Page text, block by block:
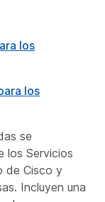
los
los
se
los Servicios
de Cisco y
Incluyen una